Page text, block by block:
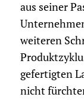
aus seiner
weiteren
gefertigten
nicht